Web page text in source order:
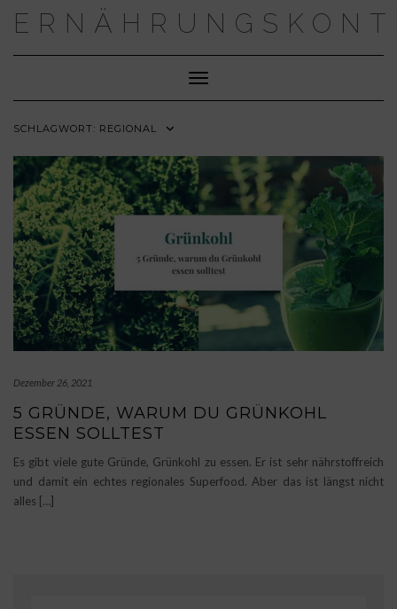
Toggle Navigation
SCHLAGWORT: REGIONAL
Dezember 26, 2021
5 GRÜNDE, WARUM DU GRÜNKOHL
ESSEN SOLLTEST
Es gibt viele gute Gründe, Grünkohl zu essen. Er ist sehr nährstoffreich
und damit ein echtes regionales Superfood. Aber das ist längst nicht
alles […]